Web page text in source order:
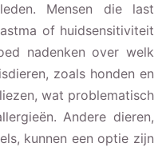
Mensen die last
of huidsensitiviteit
nadenken over welk
zoals honden en
wat problematisch
Andere dieren,
kunnen een optie zijn